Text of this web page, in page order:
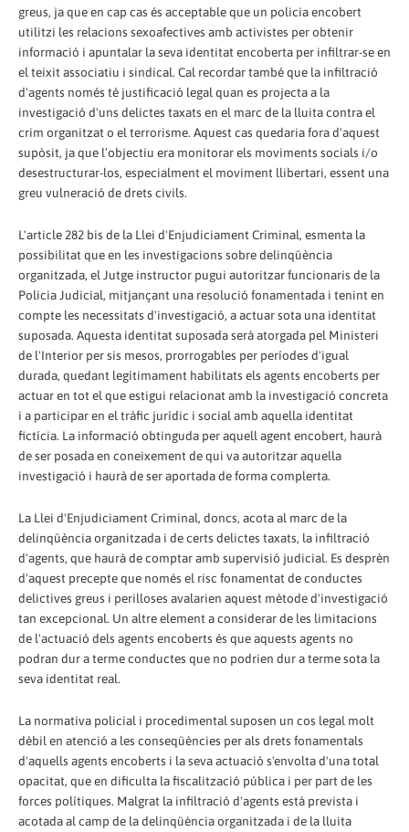
greus, ja que en cap cas és acceptable que un policia encobert
utilitzi les relacions sexoafectives amb activistes per obtenir
informació i apuntalar la seva identitat encoberta per infiltrar-se en
el teixit associatiu i sindical. Cal recordar també que la infiltració
d'agents només té justificació legal quan es projecta a la
investigació d'uns delictes taxats en el marc de la lluita contra el
crim organitzat o el terrorisme. Aquest cas quedaria fora d'aquest
supòsit, ja que l’objectiu era monitorar els moviments socials i/o
desestructurar-los, especialment el moviment llibertari, essent una
greu vulneració de drets civils.
L'article 282 bis de la Llei d'Enjudiciament Criminal, esmenta la
possibilitat que en les investigacions sobre delinqüència
organitzada, el Jutge instructor pugui autoritzar funcionaris de la
Policia Judicial, mitjançant una resolució fonamentada i tenint en
compte les necessitats d'investigació, a actuar sota una identitat
suposada. Aquesta identitat suposada serà atorgada pel Ministeri
de l'Interior per sis mesos, prorrogables per períodes d'igual
durada, quedant legítimament habilitats els agents encoberts per
actuar en tot el que estigui relacionat amb la investigació concreta
i a participar en el tràfic jurídic i social amb aquella identitat
fictícia. La informació obtinguda per aquell agent encobert, haurà
de ser posada en coneixement de qui va autoritzar aquella
investigació i haurà de ser aportada de forma complerta.
La Llei d'Enjudiciament Criminal, doncs, acota al marc de la
delinqüència organitzada i de certs delictes taxats, la infiltració
d'agents, que haurà de comptar amb supervisió judicial. Es desprèn
d'aquest precepte que només el risc fonamentat de conductes
delictives greus i perilloses avalarien aquest mètode d'investigació
tan excepcional. Un altre element a considerar de les limitacions
de l'actuació dels agents encoberts és que aquests agents no
podran dur a terme conductes que no podrien dur a terme sota la
seva identitat real.
La normativa policial i procedimental suposen un cos legal molt
dèbil en atenció a les conseqüències per als drets fonamentals
d'aquells agents encoberts i la seva actuació s'envolta d'una total
opacitat, que en dificulta la fiscalització pública i per part de les
forces polítiques. Malgrat la infiltració d'agents està prevista i
acotada al camp de la delinqüència organitzada i de la lluita